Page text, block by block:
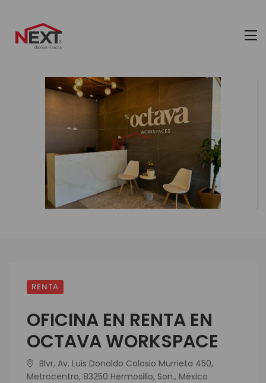
RENTA
OFICINA EN RENTA EN
OCTAVA WORKSPACE
Blvr, Av. Luis Donaldo Colosio Murrieta 450,
Metrocentro, 83250 Hermosillo, Son., México